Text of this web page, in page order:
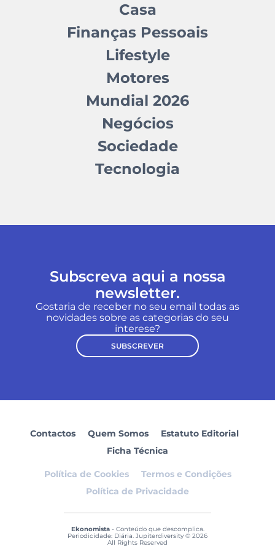
Casa
Finanças Pessoais
Lifestyle
Motores
Mundial 2026
Negócios
Sociedade
Tecnologia
Subscreva aqui a nossa
newsletter.
Gostaria de receber no seu email todas as
novidades sobre as categorias do seu
interese?
SUBSCREVER
Contactos Quem Somos
Estatuto Editorial
Ficha Técnica
Política de Cookies
Termos e Condições
Política de Privacidade
Ekonomista- Conteúdo que descomplica.
Periodicidade: Diária. Jupiterdiversity © 2026
All Rights Reserved